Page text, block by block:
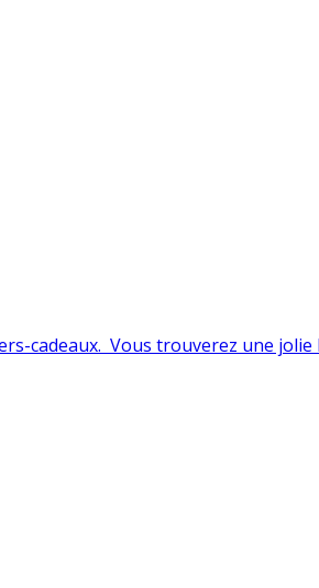
cadeaux. Vous trouverez une